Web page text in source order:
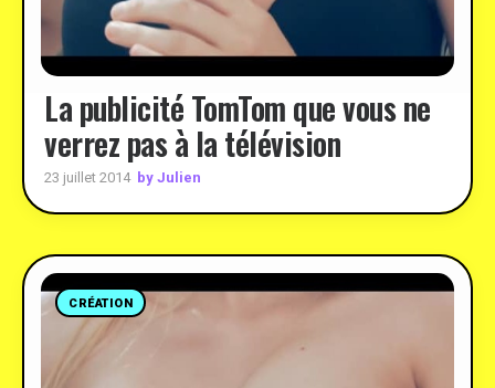
La publicité TomTom que vous ne
verrez pas à la télévision
23 juillet 2014 by Julien
CRÉATION